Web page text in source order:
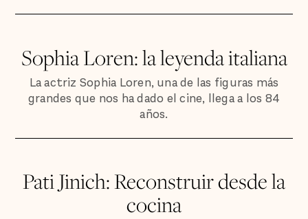
Sophia Loren: la leyenda italiana
La actriz Sophia Loren, una de las figuras más
grandes que nos ha dado el cine, llega a los 84
años.
Pati Jinich: Reconstruir desde la
cocina